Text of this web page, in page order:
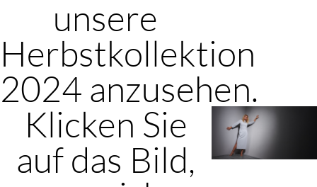
unsere
Herbstkollektion
2024 anzusehen.
Klicken Sie
auf das Bild,